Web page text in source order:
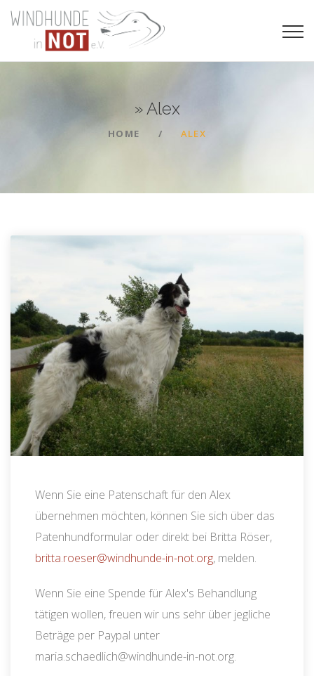
»Alex
HOME ALEX
Wenn Sie eine Patenschaft für den Alex
übernehmen möchten, können Sie sich über das
Patenhundformular oder direkt bei Britta Röser,
britta.roeser@windhunde-in-not.org, melden.
Wenn Sie eine Spende für Alex's Behandlung
tätigen wollen, freuen wir uns sehr über jegliche
Beträge per Paypal unter
maria.schaedlich@windhunde-in-not.org.